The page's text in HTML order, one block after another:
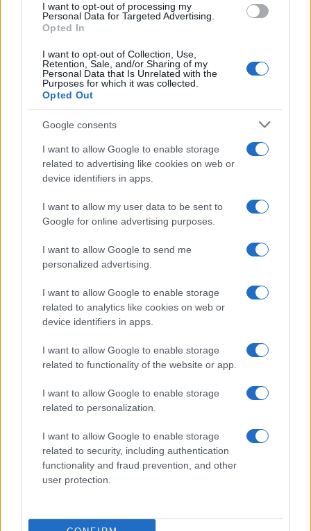
consent section.
I want to opt-out of processing my
Personal Data for Targeted Advertising.
Opted In
I want to opt-out of Collection, Use,
Retention, Sale, and/or Sharing of my
Personal Data that Is Unrelated with the
Purposes for which it was collected.
Opted Out
Google consents
I want to allow Google to enable storage
related to advertising like cookies on web or
device identifiers in apps.
I want to allow my user data to be sent to
Google for online advertising purposes.
I want to allow Google to send me
personalized advertising.
I want to allow Google to enable storage
related to analytics like cookies on web or
device identifiers in apps.
I want to allow Google to enable storage
related to functionality of the website or app.
I want to allow Google to enable storage
related to personalization.
I want to allow Google to enable storage
related to security, including authentication
functionality and fraud prevention, and other
user protection.